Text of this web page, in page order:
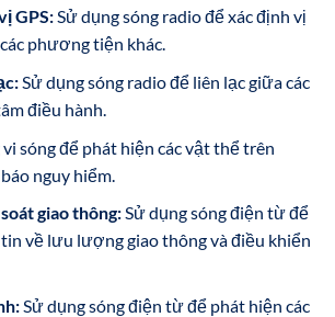
GPS:Sử dụng sóng radio để xác định vị
phương tiện khác.
Sử dụng sóng radio để liên lạc giữa các
điều hành.
sóng để phát hiện các vật thể trên
nguy hiểm.
giao thông:Sử dụng sóng điện từ để
về lưu lượng giao thông và điều khiển
Sử dụng sóng điện từ để phát hiện các